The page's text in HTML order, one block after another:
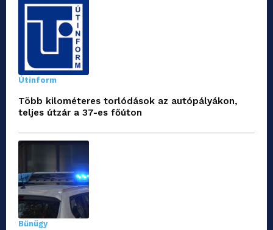
Útinform
Több kilométeres torlódások az autópályákon,
teljes útzár a 37-es főúton
Bűnügy